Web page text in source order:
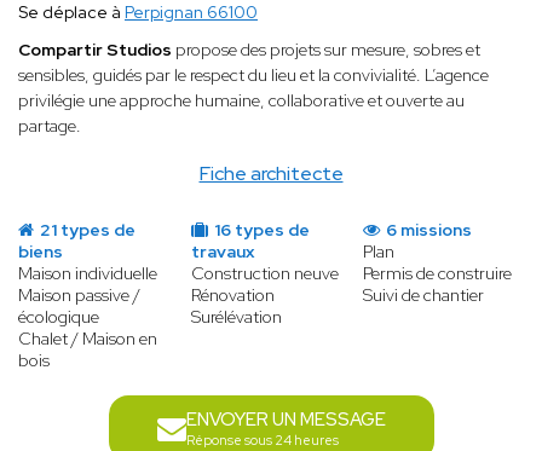
Fiche architecte
Se déplace à Perpignan 66100
Compartir Studios propose des projets sur mesure, sobres et
sensibles, guidés par le respect du lieu et la convivialité. L’agence
privilégie une approche humaine, collaborative et ouverte au
partage.
21 types de
biens
Maison individuelle
Maison passive /
écologique
Chalet / Maison en
bois
16 types de
travaux
Construction neuve
Rénovation
Surélévation
6 missions
Plan
Permis de construire
Suivi de chantier
ENVOYER UN MESSAGE
Réponse sous 24 heures